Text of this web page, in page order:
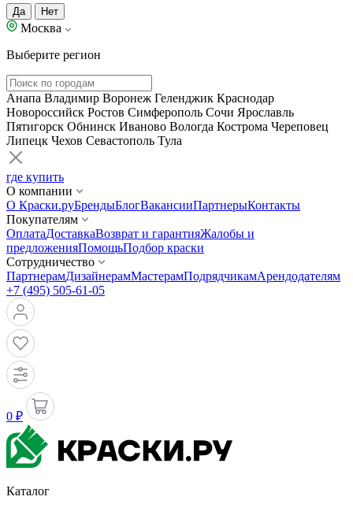
Да Нет
Москва
Выберите регион
Анапа Владимир Воронеж Геленджик Краснодар
Новороссийск Ростов Симферополь Сочи Ярославль
Пятигорск Обнинск Иваново Вологда Кострома Череповец
Липецк Чехов Севастополь Тула
где купить
О компании
О Краски.руБрендыБлогВакансииПартнерыКонтакты
Покупателям
ОплатаДоставкаВозврат и гарантияЖалобы и
предложенияПомощьПодбор краски
Сотрудничество
ПартнерамДизайнерамМастерамПодрядчикамАрендодателям
+7 (495) 505-61-05
0 ₽
Каталог